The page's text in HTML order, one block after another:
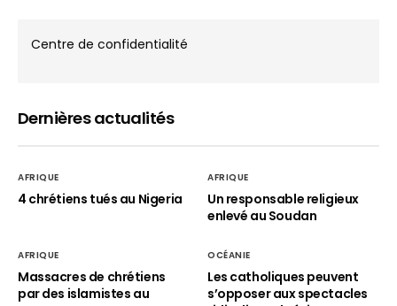
Centre de confidentialité
Dernières actualités
AFRIQUE
4 chrétiens tués au Nigeria
AFRIQUE
Un responsable religieux
enlevé au Soudan
AFRIQUE
Massacres de chrétiens
par des islamistes au
OCÉANIE
Les catholiques peuvent
s’opposer aux spectacles